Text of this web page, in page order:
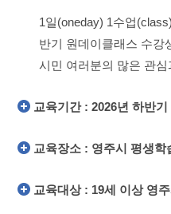
1일(oneday) 1수업
반기 원데이클래스 수강
시민 여러분의 많은 관
교육기간 : 2026년 하반
교육장소 : 영주시 평생학
교육대상 : 19세 이상 영